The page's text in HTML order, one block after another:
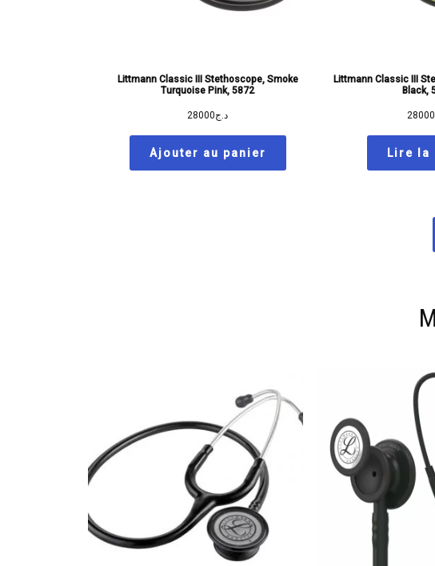
Littmann Classic III Stethoscope, Smoke
Turquoise Pink, 5872
د.ج28000
Ajouter au panier
Littmann Classic III
Black,
28000
Lire la